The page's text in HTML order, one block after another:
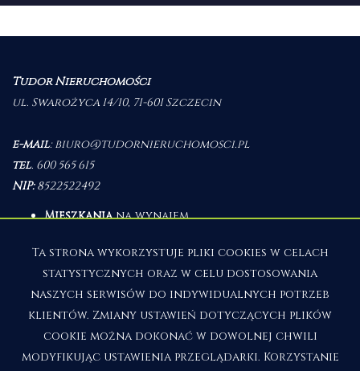
Tudor Nieruchomości
ul. Swarożyca 14/10, 71-601 Szczecin
e-mail:biuro@tudornieruchomosci.pl
tel. 600 565 615
NIP:8522522492
Mieszkaniana wynajem
Działki na wynajem
Lokalena wynajem
Halena wynajem
Obiektyna wynajem
Mieszkaniana sprzedaż
Domyna sprzedaż
na sprzedaż
Lokalena sprzedaż
Ta strona wykorzystuje pliki cookies w celach
statystycznych oraz w celu dostosowania
naszych serwisów do indywidualnych potrzeb
klientów. Zmiany ustawień dotyczących plików
cookie można dokonać w dowolnej chwili
modyfikując ustawienia przeglądarki. Korzystanie